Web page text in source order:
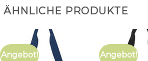
ÄHNLICHE PRODUKTE
Angebot! Angebot!